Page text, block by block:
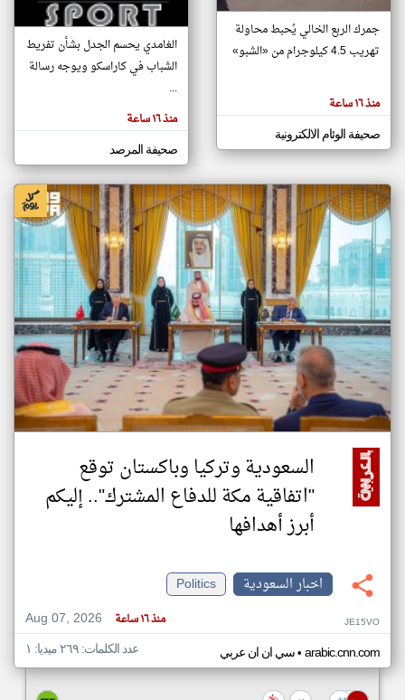
klyoum.com
جمرك الربع الخالي يُحبط محاولة
تهريب 4.5 كيلوجرام من «الشبو»
منذ ١٦ ساعة
صحيفة الوئام الالكترونية
الغامدي يحسم الجدل بشأن تفريط
الشباب في كاراسكو ويوجه رسالة
...
منذ ١٦ ساعة
صحيفة المرصد
السعودية وتركيا وباكستان توقع
"اتفاقية مكة للدفاع المشترك".. إليكم
أبرز أهدافها
اخبار السعودية
Politics
Aug 07, 2026
منذ ١٦ ساعة JE15VO
سي ان ان عربي• arabic.cnn.com عدد الكلمات: ٢٦٩ ميديا: ١